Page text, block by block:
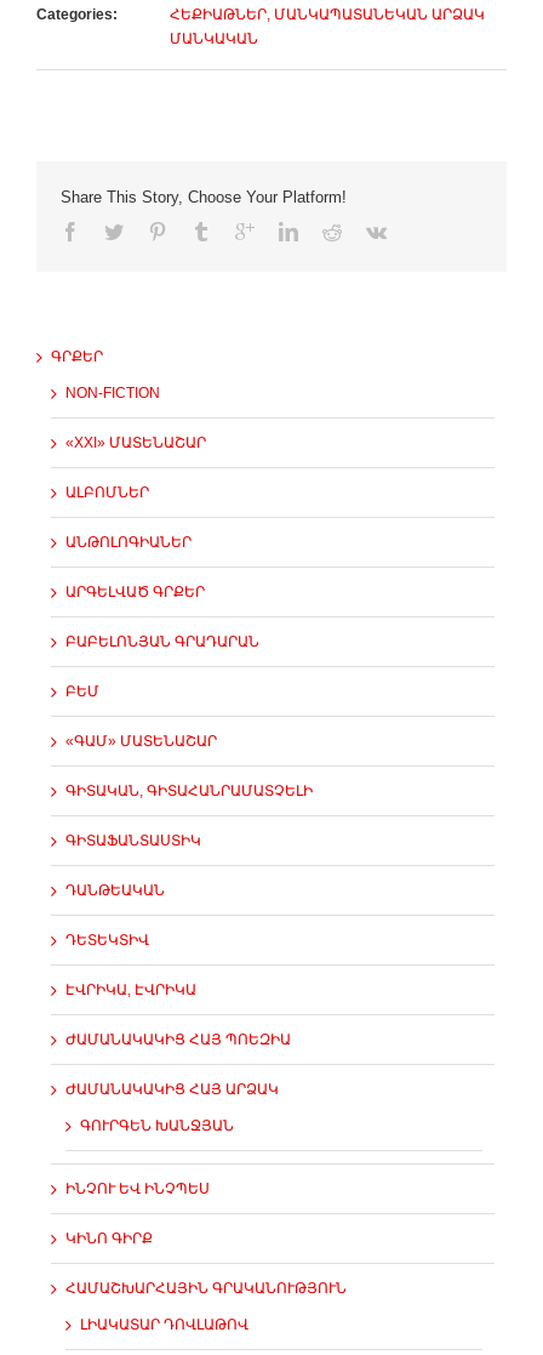
Categories:
ՀԵՔԻԱԹՆԵՐ, ՄԱՆԿԱՊԱՏԱՆԵԿԱՆ ԱՐՁԱԿ
ՄԱՆԿԱԿԱՆ
Share This Story, Choose Your Platform!
ԳՐՔԵՐ
NON-FICTION
«XXI» ՄԱՏԵՆԱՇԱՐ
ԱԼԲՈՄՆԵՐ
ԱՆԹՈԼՈԳԻԱՆԵՐ
ԱՐԳԵԼՎԱԾ ԳՐՔԵՐ
ԲԱԲԵԼՈՆՅԱՆ ԳՐԱԴԱՐԱՆ
ԲԵՄ
«ԳԱՄ» ՄԱՏԵՆԱՇԱՐ
ԳԻՏԱԿԱՆ, ԳԻՏԱՀԱՆՐԱՄԱՏՉԵԼԻ
ԳԻՏԱՖԱՆՏԱՍՏԻԿ
ԴԱՆԹԵԱԿԱՆ
ԴԵՏԵԿՏԻՎ
ԷՎՐԻԿԱ, ԷՎՐԻԿԱ
ԺԱՄԱՆԱԿԱԿԻՑ ՀԱՅ ՊՈԵԶԻԱ
ԺԱՄԱՆԱԿԱԿԻՑ ՀԱՅ ԱՐՁԱԿ
ԳՈՒՐԳԵՆ ԽԱՆՋՅԱՆ
ԻՆՉՈՒ ԵՎ ԻՆՉՊԵՍ
ԿԻՆՈ ԳԻՐՔ
ՀԱՄԱՇԽԱՐՀԱՅԻՆ ԳՐԱԿԱՆՈՒԹՅՈՒՆ
ԼԻԱԿԱՏԱՐ ԴՈՎԼԱԹՈՎ